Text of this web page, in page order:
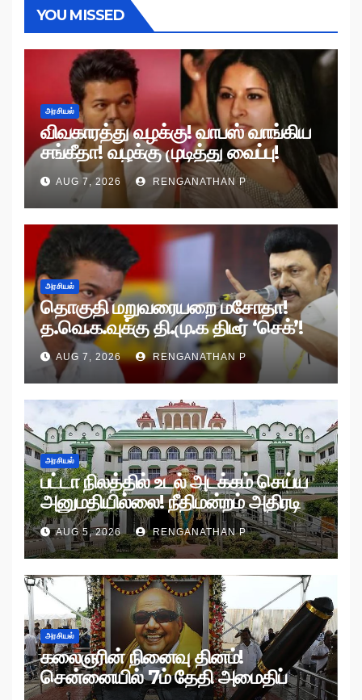
YOU MISSED
அரசியல்
விவகாரத்து வழக்கு! வாபஸ் வாங்கிய
சங்கீதா! வழக்கு முடித்து வைப்பு!
AUG 7, 2026 RENGANATHAN P
அரசியல்
தொகுதி மறுவரையறை மசோதா!
த.வெ.க.வுக்கு தி.மு.க திடீர் ‘செக்’!
AUG 7, 2026 RENGANATHAN P
அரசியல்
பட்டா நிலத்தில் உடல் அடக்கம் செய்ய
அனுமதியில்லை! நீதிமன்றம் அதிரடி
உத்தரவு!
AUG 5, 2026 RENGANATHAN P
அரசியல்
கலைஞரின் நினைவு தினம்!
சென்னையில் 7ம் தேதி அமைதிப்